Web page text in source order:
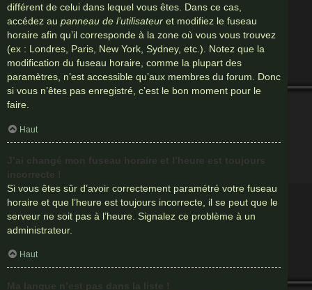
différent de celui dans lequel vous êtes. Dans ce cas,
accédez au panneau de l’utilisateur et modifiez le fuseau
horaire afin qu’il corresponde à la zone où vous vous trouvez
(ex : Londres, Paris, New York, Sydney, etc.). Notez que la
modification du fuseau horaire, comme la plupart des
paramètres, n’est accessible qu’aux membres du forum. Donc
si vous n’êtes pas enregistré, c’est le bon moment pour le
faire.
Haut
Si vous êtes sûr d’avoir correctement paramétré votre fuseau
horaire et que l’heure est toujours incorrecte, il se peut que le
serveur ne soit pas à l’heure. Signalez ce problème à un
administrateur.
Haut